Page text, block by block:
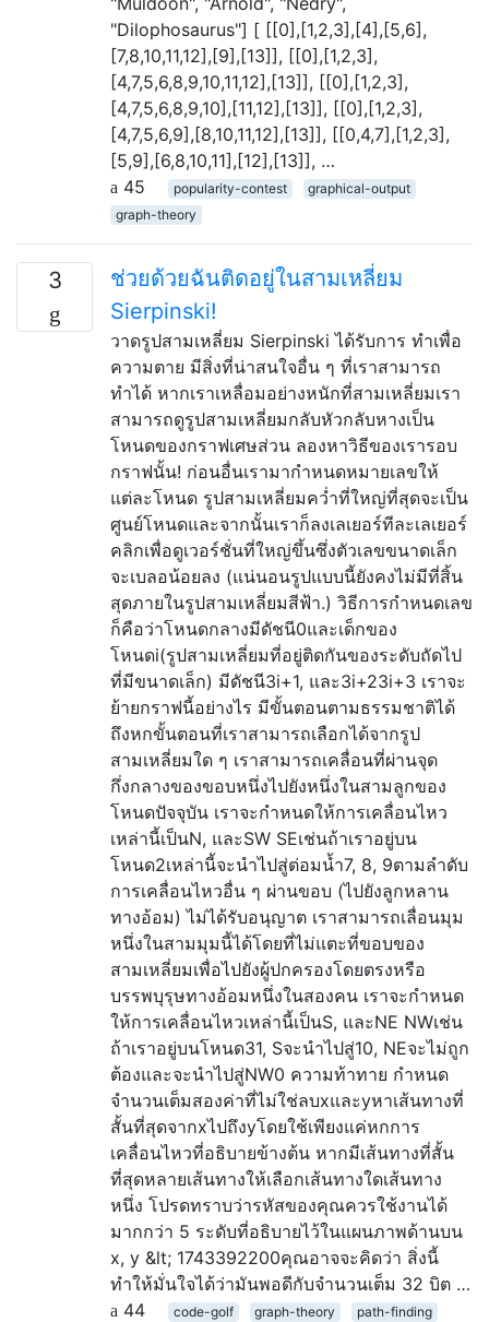
"Dilophosaurus"] [ [[0],[1,2,3],[4],[5,6],
[7,8,10,11,12],[9],[13]], [[0],[1,2,3],
[4,7,5,6,8,9,10,11,12],[13]], [[0],[1,2,3],
[4,7,5,6,8,9,10],[11,12],[13]], [[0],[1,2,3],
[4,7,5,6,9],[8,10,11,12],[13]], [[0,4,7],[1,2,3],
[5,9],[6,8,10,11],[12],[13]], …
45
popularity-contest
graphical-output
graph-theory
3
ช่วยด้วยฉันติดอยู่ในสามเหลี่ยม
Sierpinski!
วาดรูปสามเหลี่ยม Sierpinski ได้รับการ ทำเพื่อ
ความตาย มีสิ่งที่น่าสนใจอื่น ๆ ที่เราสามารถ
ทำได้ หากเราเหลื่อมอย่างหนักที่สามเหลี่ยมเรา
สามารถดูรูปสามเหลี่ยมกลับหัวกลับหางเป็น
โหนดของกราฟเศษส่วน ลองหาวิธีของเรารอบ
กราฟนั้น! ก่อนอื่นเรามากำหนดหมายเลขให้
แต่ละโหนด รูปสามเหลี่ยมคว่ำที่ใหญ่ที่สุดจะเป็น
ศูนย์โหนดและจากนั้นเราก็ลงเลเยอร์ทีละเลเยอร์
คลิกเพื่อดูเวอร์ชั่นที่ใหญ่ขึ้นซึ่งตัวเลขขนาดเล็ก
จะเบลอน้อยลง (แน่นอนรูปแบบนี้ยังคงไม่มีที่สิ้น
สุดภายในรูปสามเหลี่ยมสีฟ้า.) วิธีการกำหนดเลข
ก็คือว่าโหนดกลางมีดัชนี0และเด็กของ
โหนดi(รูปสามเหลี่ยมที่อยู่ติดกันของระดับถัดไป
ที่มีขนาดเล็ก) มีดัชนี3i+1, และ3i+23i+3 เราจะ
ย้ายกราฟนี้อย่างไร มีขั้นตอนตามธรรมชาติได้
ถึงหกขั้นตอนที่เราสามารถเลือกได้จากรูป
สามเหลี่ยมใด ๆ เราสามารถเคลื่อนที่ผ่านจุด
กึ่งกลางของขอบหนึ่งไปยังหนึ่งในสามลูกของ
โหนดปัจจุบัน เราจะกำหนดให้การเคลื่อนไหว
เหล่านี้เป็นN, และSW SEเช่นถ้าเราอยู่บน
โหนด2เหล่านี้จะนำไปสู่ต่อมน้ำ7, 8, 9ตามลำดับ
การเคลื่อนไหวอื่น ๆ ผ่านขอบ (ไปยังลูกหลาน
ทางอ้อม) ไม่ได้รับอนุญาต เราสามารถเลื่อนมุม
หนึ่งในสามมุมนี้ได้โดยที่ไม่แตะที่ขอบของ
สามเหลี่ยมเพื่อไปยังผู้ปกครองโดยตรงหรือ
บรรพบุรุษทางอ้อมหนึ่งในสองคน เราจะกำหนด
ให้การเคลื่อนไหวเหล่านี้เป็นS, และNE NWเช่น
ถ้าเราอยู่บนโหนด31, Sจะนำไปสู่10, NEจะไม่ถูก
ต้องและจะนำไปสู่NW0 ความท้าทาย กำหนด
จำนวนเต็มสองค่าที่ไม่ใช่ลบxและyหาเส้นทางที่
สั้นที่สุดจากxไปถึงyโดยใช้เพียงแค่หกการ
เคลื่อนไหวที่อธิบายข้างต้น หากมีเส้นทางที่สั้น
ที่สุดหลายเส้นทางให้เลือกเส้นทางใดเส้นทาง
หนึ่ง โปรดทราบว่ารหัสของคุณควรใช้งานได้
มากกว่า 5 ระดับที่อธิบายไว้ในแผนภาพด้านบน
x, y &lt; 1743392200คุณอาจจะคิดว่า สิ่งนี้
ทำให้มั่นใจได้ว่ามันพอดีกับจำนวนเต็ม 32 บิต …
44
code-golf graph-theory
path-finding